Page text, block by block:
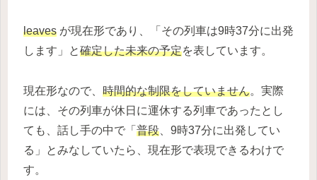
leaves が現在形であり、「その列車は9時37分に出発
します」と確定した未来の予定を表しています。
現在形なので、 時間的な制限をしていません。実際
には、その列車が休日に運休する列車であったとし
ても、話し手の中で「 普段 、9時37分に出発してい
る」とみなしていたら、現在形で表現できるわけで
す。